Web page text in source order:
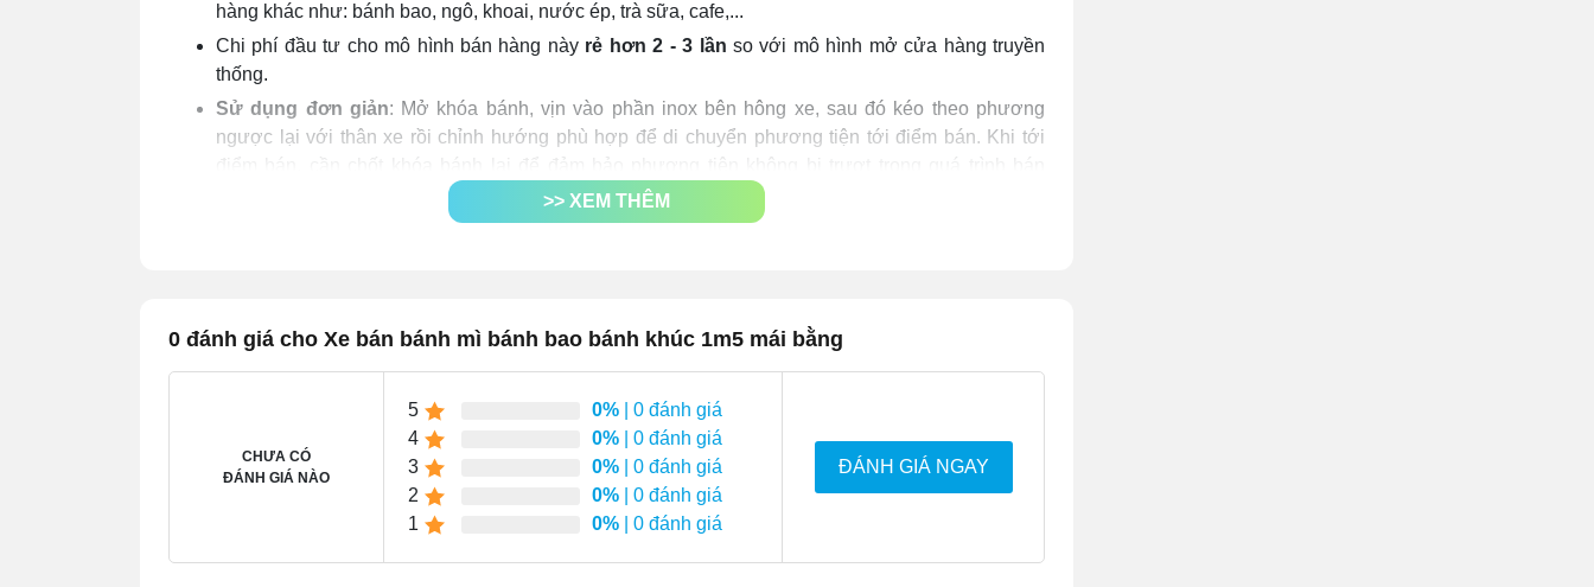
hàng khác như: bánh bao, ngô, khoai, nước ép, trà sữa, cafe,...
Chi phí đầu tư cho mô hình bán hàng này rẻ hơn 2 - 3 lần so với mô hình mở cửa hàng truyền
thống.
Sử dụng đơn giản: Mở khóa bánh, vịn vào phần inox bên hông xe, sau đó kéo theo phương
ngược lại với thân xe rồi chỉnh hướng phù hợp để di chuyển phương tiện tới điểm bán. Khi tới
>> XEM THÊM
0 đánh giá cho Xe bán bánh mì bánh bao bánh khúc 1m5 mái bằng
CHƯA CÓ
ĐÁNH GIÁ NÀO
5 0% | 0 đánh giá
4
0% | 0 đánh giá
3
0% | 0 đánh giá
2
0% | 0 đánh giá
1
0% | 0 đánh giá
ĐÁNH GIÁ NGAY